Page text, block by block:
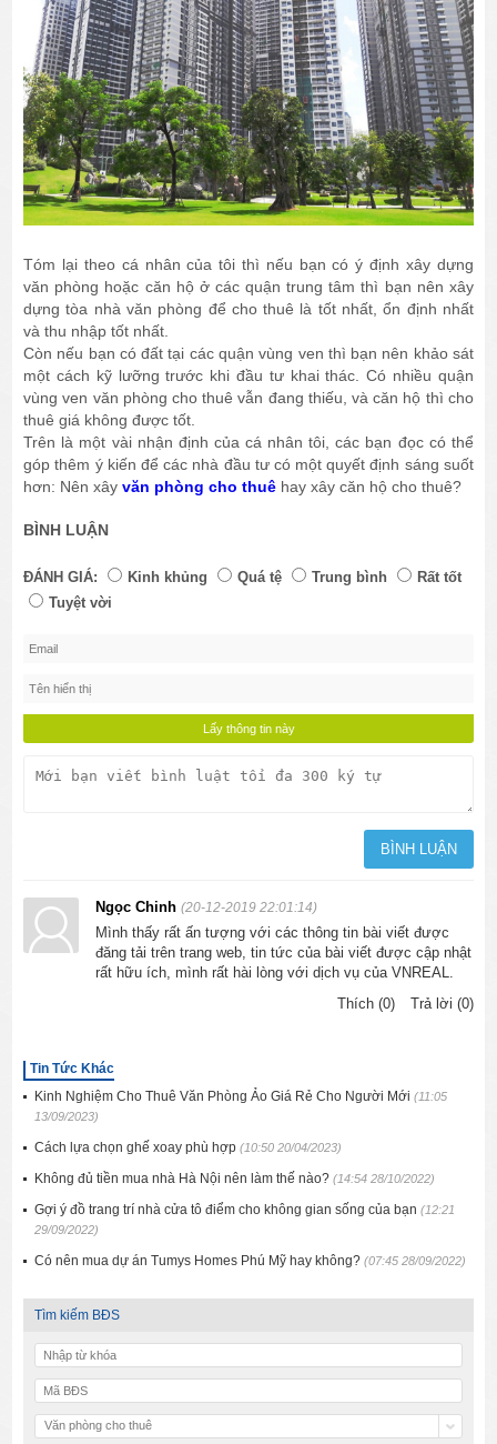
Tóm lại theo cá nhân của tôi thì nếu bạn có ý định xây dựng
văn phòng hoặc căn hộ ở các quận trung tâm thì bạn nên xây
dựng tòa nhà văn phòng để cho thuê là tốt nhất, ổn định nhất
và thu nhập tốt nhất.
Còn nếu bạn có đất tại các quận vùng ven thì bạn nên khảo sát
một cách kỹ lưỡng trước khi đầu tư khai thác. Có nhiều quận
vùng ven văn phòng cho thuê vẫn đang thiếu, và căn hộ thì cho
thuê giá không được tốt.
Trên là một vài nhận định của cá nhân tôi, các bạn đọc có thể
góp thêm ý kiến để các nhà đầu tư có một quyết định sáng suốt
hơn: Nên xâyvăn phòng cho thuê hay xây căn hộ cho thuê?
BÌNH LUẬN
ĐÁNH GIÁ: Kinh khủng Quá tệ Trung bình
Rất tốt
Tuyệt vời
Ngọc Chinh(20-12-2019 22:01:14)
Mình thấy rất ấn tượng với các thông tin bài viết được
đăng tải trên trang web, tin tức của bài viết được cập nhật
rất hữu ích, mình rất hài lòng với dịch vụ của VNREAL.
Thích (0)
Trả lời (0)
Tin Tức Khác
Kinh Nghiệm Cho Thuê Văn Phòng Ảo Giá Rẻ Cho Người Mới(11:05
13/09/2023)
Cách lựa chọn ghế xoay phù hợp(10:50 20/04/2023)
Không đủ tiền mua nhà Hà Nội nên làm thế nào?(14:54 28/10/2022)
Gợi ý đồ trang trí nhà cửa tô điểm cho không gian sống của bạn(12:21
29/09/2022)
Có nên mua dự án Tumys Homes Phú Mỹ hay không?(07:45 28/09/2022)
Tìm kiếm BĐS
Văn phòng cho thuê